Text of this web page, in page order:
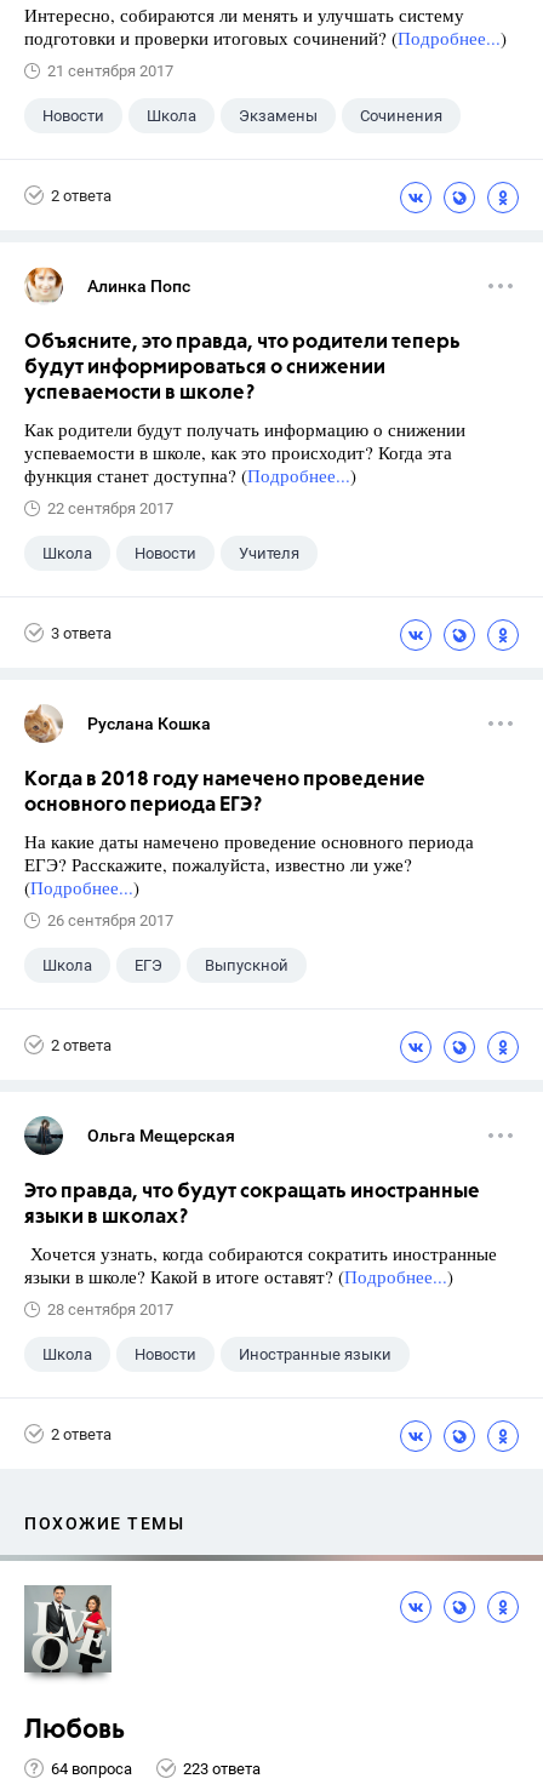
Интересно, собираются ли менять и улучшать систему
подготовки и проверки итоговых сочинений? (Подробнее...)
21 сентября 2017
Новости Школа Экзамены Сочинения
2 ответа
Алинка Попс
Объясните, это правда, что родители теперь
будут информироваться о снижении
успеваемости в школе?
Как родители будут получать информацию о снижении
успеваемости в школе, как это происходит? Когда эта
функция станет доступна? (Подробнее...)
22 сентября 2017
Школа Новости Учителя
3 ответа
Руслана Кошка
Когда в 2018 году намечено проведение
основного периода ЕГЭ?
На какие даты намечено проведение основного периода
ЕГЭ? Расскажите, пожалуйста, известно ли уже?
(Подробнее...)
26 сентября 2017
Школа ЕГЭ Выпускной
2 ответа
Ольга Мещерская
Это правда, что будут сокращать иностранные
языки в школах?
Хочется узнать, когда собираются сократить иностранные
языки в школе? Какой в итоге оставят? (Подробнее...)
28 сентября 2017
Школа Новости Иностранные языки
2 ответа
ПОХОЖИЕ ТЕМЫ
Любовь
64 вопроса 223 ответа